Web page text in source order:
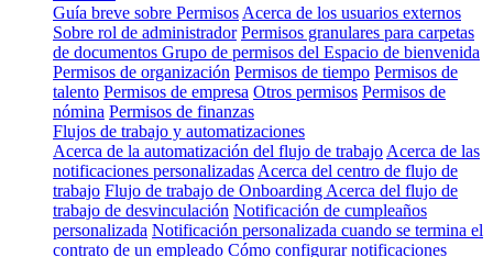
Guía breve sobre Permisos Acerca de los usuarios externos
Sobre rol de administrador Permisos granulares para carpetas
de documentos Grupo de permisos del Espacio de bienvenida
Permisos de organización Permisos de tiempo Permisos de
talento Permisos de empresa Otros permisos Permisos de
nómina Permisos de finanzas
Flujos de trabajo y automatizaciones
Acerca de la automatización del flujo de trabajo Acerca de las
notificaciones personalizadas Acerca del centro de flujo de
trabajo Flujo de trabajo de Onboarding Acerca del flujo de
trabajo de desvinculación Notificación de cumpleaños
personalizada Notificación personalizada cuando se termina el
contrato de un empleado Cómo configurar notificaciones